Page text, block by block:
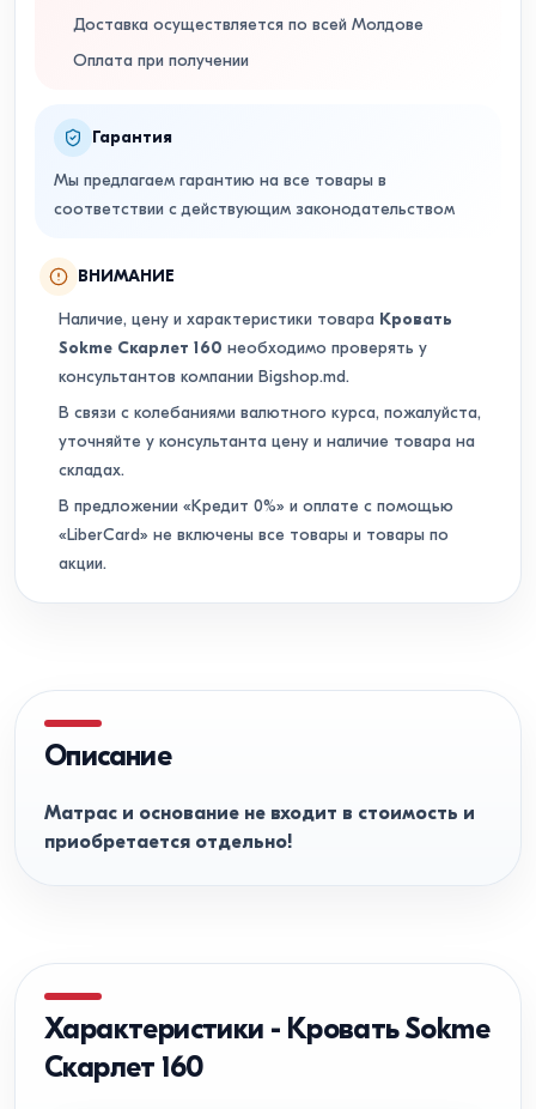
Доставка осуществляется по всей Молдове
Оплата при получении
Гарантия
Мы предлагаем гарантию на все товары в
соответствии с действующим законодательством
ВНИМАНИЕ
Наличие, цену и характеристики товара Кровать
Sokme Скарлет 160 необходимо проверять у
консультантов компании Bigshop.md.
В связи с колебаниями валютного курса, пожалуйста,
уточняйте у консультанта цену и наличие товара на
складах.
В предложении «Кредит 0%» и оплате с помощью
«LiberCard» не включены все товары и товары по
акции.
Описание
Матрас и основание не входит в стоимость и
приобретается отдельно!
Характеристики - Кровать Sokme
Скарлет 160